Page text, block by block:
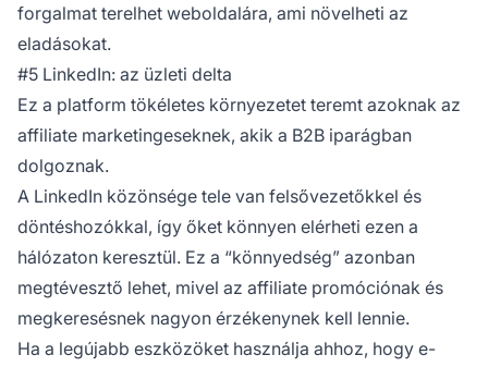
forgalmat terelhet weboldalára, ami növelheti az
eladásokat.
#5 LinkedIn: az üzleti delta
Ez a platform tökéletes környezetet teremt azoknak az
affiliate marketingeseknek, akik a B2B iparágban
dolgoznak.
A LinkedIn közönsége tele van felsővezetőkkel és
döntéshozókkal, így őket könnyen elérheti ezen a
hálózaton keresztül. Ez a “könnyedség” azonban
megtévesztő lehet, mivel az affiliate promóciónak és
megkeresésnek nagyon érzékenynek kell lennie.
Ha a legújabb eszközöket használja ahhoz, hogy e-